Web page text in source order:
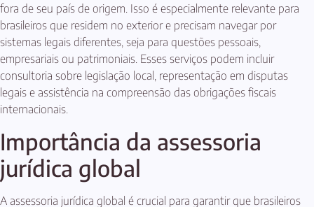
fora de seu país de origem. Isso é especialmente relevante para
brasileiros que residem no exterior e precisam navegar por
sistemas legais diferentes, seja para questões pessoais,
empresariais ou patrimoniais. Esses serviços podem incluir
consultoria sobre legislação local, representação em disputas
legais e assistência na compreensão das obrigações fiscais
internacionais.
Importância da assessoria
jurídica global
A assessoria jurídica global é crucial para garantir que brasileiros